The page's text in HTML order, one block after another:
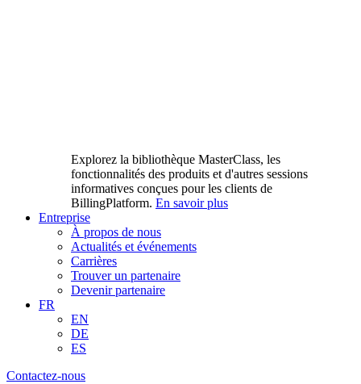
Explorez la bibliothèque MasterClass, les
fonctionnalités des produits et d'autres sessions
informatives conçues pour les clients de
BillingPlatform. En savoir plus
Entreprise
À propos de nous
Actualités et événements
Carrières
Trouver un partenaire
Devenir partenaire
FR
EN
DE
ES
Contactez-nous